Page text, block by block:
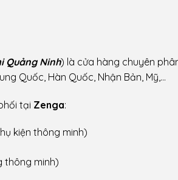
Quảng Ninh) là cửa hàng chuyên
Quốc, Hàn Quốc, Nhận Bản, Mỹ,…
tại Zenga:
kiện thông minh)
minh)